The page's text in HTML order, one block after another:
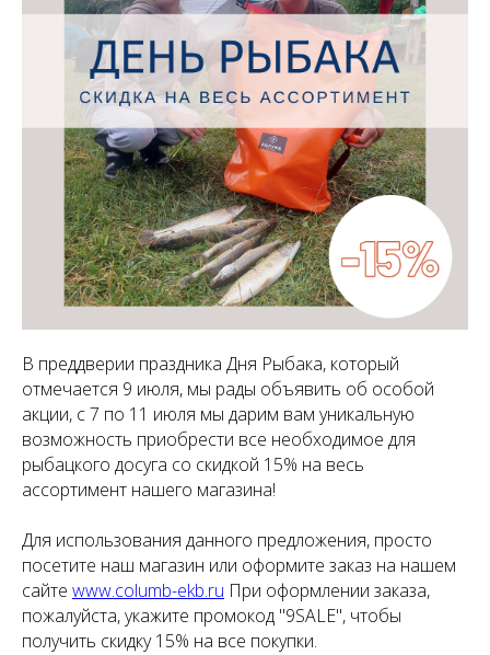
В преддверии праздника Дня Рыбака, который
отмечается 9 июля, мы рады объявить об особой
акции, с 7 по 11 июля мы дарим вам уникальную
возможность приобрести все необходимое для
рыбацкого досуга со скидкой 15% на весь
ассортимент нашего магазина!
Для использования данного предложения, просто
посетите наш магазин или оформите заказ на нашем
сайте www.columb-ekb.ru При оформлении заказа,
пожалуйста, укажите промокод "9SALE", чтобы
получить скидку 15% на все покупки.